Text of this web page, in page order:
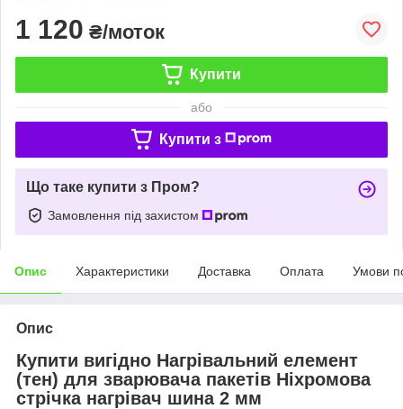
1 120 ₴/моток
Купити
або
Купити з
Що таке купити з Пром?
Замовлення під захистом
Опис Характеристики Доставка Оплата Умови
Опис
Купити вигідно Нагрівальний елемент
(тен) для зварювача пакетів Ніхромова
стрічка нагрівач шина 2 мм